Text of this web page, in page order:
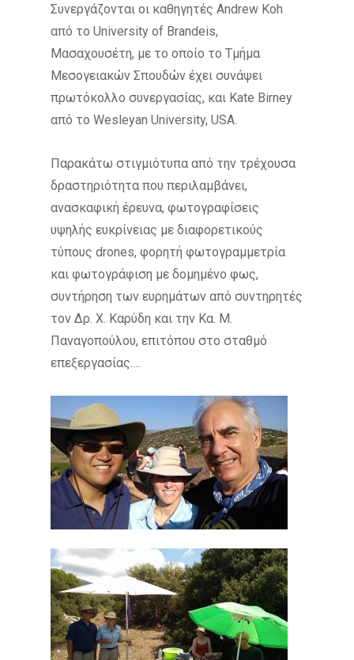
Συνεργάζονται οι καθηγητές Andrew Koh
από το University of Brandeis,
Μασαχουσέτη, με το οποίο το Τμήμα
Μεσογειακών Σπουδών έχει συνάψει
πρωτόκολλο συνεργασίας, και Kate Birney
από το Wesleyan University, USA.
Παρακάτω στιγμιότυπα από την τρέχουσα
δραστηριότητα που περιλαμβάνει,
ανασκαφική έρευνα, φωτογραφίσεις
υψηλής ευκρίνειας με διαφορετικούς
τύπους drones, φορητή φωτογραμμετρία
και φωτογράφιση με δομημένο φως,
συντήρηση των ευρημάτων από συντηρητές
τον Δρ. Χ. Καρύδη και την Κα. Μ.
Παναγοπούλου, επιτόπου στο σταθμό
επεξεργασίας….